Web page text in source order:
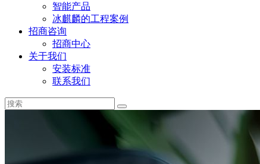
智能产品
冰麒麟的工程案例
招商咨询
招商中心
关于我们
安装标准
联系我们